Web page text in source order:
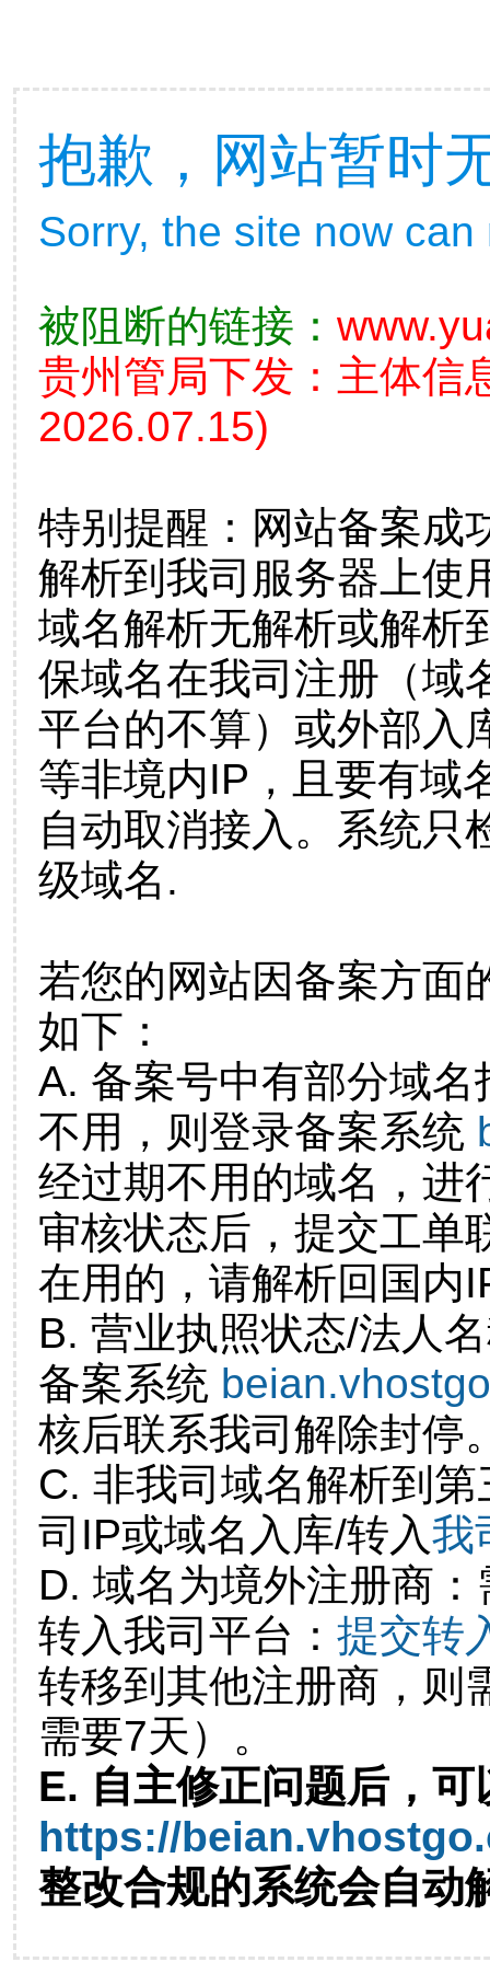
抱歉，网站暂时
Sorry, the site now
被阻断的链接：
贵州管局下发：主体信
2026.07.15)
特别提醒：网站备案成
解析到我司服务器上使
域名解析无解析或解析
保域名在我司注册（域
平台的不算）或外部入
等非境内IP，且要有域
自动取消接入。系统只
级域名.
若您的网站因备案方面
如下：
A. 备案号中有部分域
不用，则登录备案系统
经过期不用的域名，进
审核状态后，提交工单
在用的，请解析回国内
B. 营业执照状态/法人
备案系统
核后联系我司解除封停
C. 非我司域名解析到
司IP或域名入库/转入我
D. 域名为境外注册商
转入我司平台： 提交转
转移到其他注册商，则
需要7天）。
E. 自主修正问题后，可
https://
整改合规的系统会自动